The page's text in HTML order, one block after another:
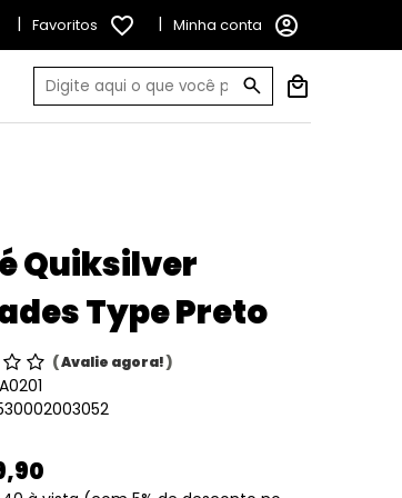
| Favoritos favorite_border | Minha conta account_circle
Quiksilver
Type Preto
(Avalie agora!)